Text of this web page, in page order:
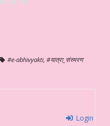
#e-abhivyakti, #यात्रा_संस्मरण
Login